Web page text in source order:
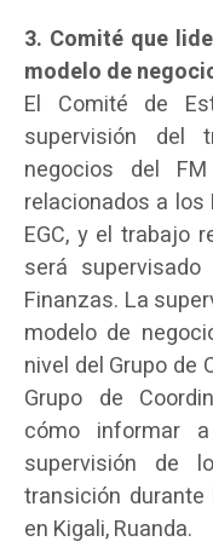
3. Comité que
modelo de
El Comité de
supervisión del
negocios del
relacionados a los
EGC, y el trabajo
será
Finanzas. La
modelo de
nivel del Grupo de
Grupo de
cómo informar
supervisión de
transición
en Kigali, Ruanda.